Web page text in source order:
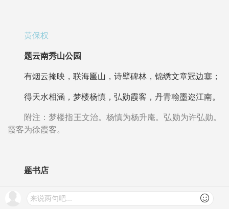
黄保权
题云南秀山公园
有烟云掩映，联海匾山，诗壁碑林，锦绣文章冠边塞；
得天水相涵，梦楼杨慎，弘勋霞客，丹青翰墨迩江南。
附注：梦楼指王文治。杨慎为杨升庵。弘勋为许弘勋。
霞客为徐霞客。
题书店
紫塔飞霞，碧玉清溪，活水常流文运焕；
来说两句吧...